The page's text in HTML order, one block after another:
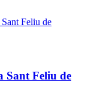
Sant Feliu de